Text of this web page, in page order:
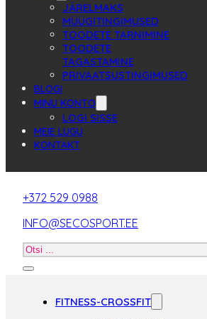
JÄRELMAKS
MÜÜGITINGIMUSED
TOODETE TARNIMINE
TOODETE
TAGASTAMINE
PRIVAATSUSTINGIMUSED
BLOGI
MINU KONTO
LOGI SISSE
MEIE LUGU
KONTAKT
+372 529 0988
INFO@SECOSPORT.EE
Otsi
FITNESS-CROSSFIT